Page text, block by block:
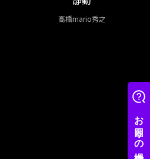
高橋mario秀之